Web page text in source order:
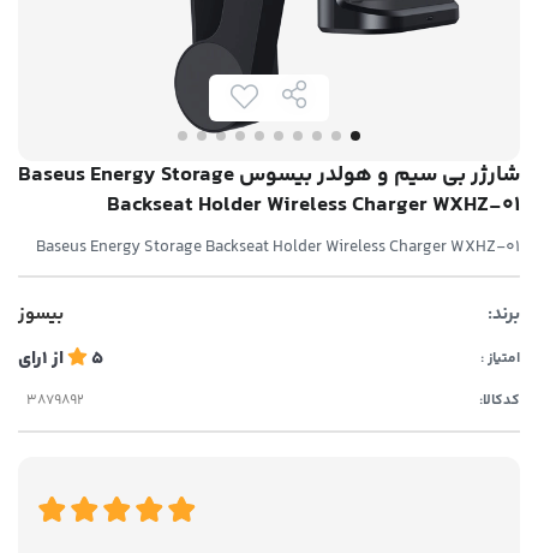
شارژر بی سیم و هولدر بیسوس Baseus Energy Storage
Backseat Holder Wireless Charger WXHZ-01
Baseus Energy Storage Backseat Holder Wireless Charger WXHZ-01
برند: بیسوز
امتیاز : 5 از1رای
کدکالا: